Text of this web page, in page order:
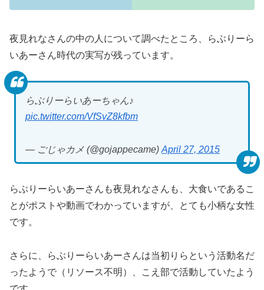
夜見れなさんの中の人について調べたところ、らぶりーら
いあーさん時代の実写が残っています。
らぶりーらいあーちゃん♪
pic.twitter.com/VfSvZ8kfbm
— ごじゃカメ (@gojappecame) April 27, 2015
らぶりーらいあーさんも夜見れなさんも、大食いであるこ
とがポストや動画でわかっていますが、とても小柄な女性
です。
さらに、らぶりーらいあーさんは当初りらという活動名だ
ったようで（リソース不明）、こえ部で活動していたよう